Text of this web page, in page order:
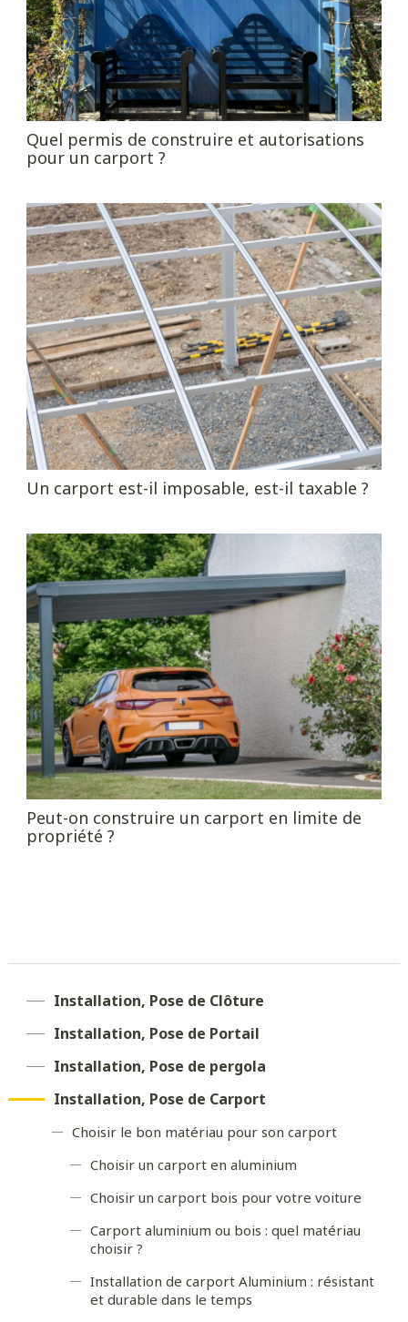
Quel permis de construire et autorisations
pour un carport ?
Un carport est-il imposable, est-il taxable ?
Peut-on construire un carport en limite de
propriété ?
Installation, Pose de Clôture
Installation, Pose de Portail
Installation, Pose de pergola
Installation, Pose de Carport
Choisir le bon matériau pour son carport
Choisir un carport en aluminium
Choisir un carport bois pour votre voiture
Carport aluminium ou bois : quel matériau
choisir ?
Installation de carport Aluminium : résistant
et durable dans le temps